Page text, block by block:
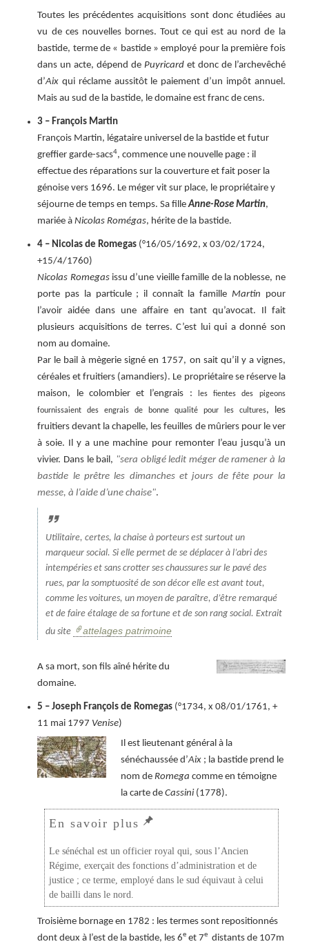
Toutes les précédentes acquisitions sont donc étudiées au
vu de ces nouvelles bornes. Tout ce qui est au nord de la
bastide, terme de « bastide » employé pour la première fois
dans un acte, dépend de Puyricardet donc de l’archevêché
d’Aix qui réclame aussitôt le paiement d’un impôt annuel.
Mais au sud de la bastide, le domaine est franc de cens.
3 – François Martin
François Martin, légataire universel de la bastide et futur
greffier garde-sacs4, commence une nouvelle page : il
effectue des réparations sur la couverture et fait poser la
génoise vers 1696. Le méger vit sur place, le propriétaire y
séjourne de temps en temps. Sa filleAnne-Rose Martin,
mariée àNicolas Romégas, hérite de la bastide.
4 – Nicolas de Romegas (°16/05/1692, x 03/02/1724,
+15/4/1760)
Nicolas Romegasissu d’une vieille famille de la noblesse, ne
porte pas la particule ; il connaît la famille Martin pour
l’avoir aidée dans une affaire en tant qu’avocat. Il fait
plusieurs acquisitions de terres. C’est lui qui a donné son
nom au domaine.
Par le bail à mègerie signé en 1757, on sait qu’il y a vignes,
céréales et fruitiers (amandiers). Le propriétaire se réserve la
maison, le colombier et l’engrais :
les fientes des pigeons
fournissaient des engrais de bonne qualité pour les cultures, les
fruitiers devant la chapelle, les feuilles de mûriers pour le ver
à soie. Il y a une machine pour remonter l’eau jusqu’à un
vivier. Dans le bail,
sera obligé ledit méger de ramener à la
bastide le prêtre les dimanches et jours de fête pour la
messe, à l’aide d’une chaise .
Utilitaire, certes, la chaise à porteurs est surtout un
marqueur social. Si elle permet de se déplacer à l’abri des
intempéries et sans crotter ses chaussures sur le pavé des
rues, par la somptuosité de son décor elle est avant tout,
comme les voitures, un moyen de paraître, d’être remarqué
et de faire étalage de sa fortune et de son rang social. Extrait
du site
attelages patrimoine
A sa mort, son fils aîné hérite du
domaine.
5 – Joseph François de Romegas (°1734, x 08/01/1761, +
11 mai 1797 Venise)
Il est lieutenant général à la
sénéchaussée d’Aix; la bastide prend le
nom de Romega comme en témoigne
la carte de Cassini(1778).
Le sénéchal est un officier royal qui, sous l’Ancien
Régime, exerçait des fonctions d’administration et de
justice ; ce terme, employé dans le sud équivaut à celui
de bailli dans le nord.
Troisième bornage en 1782 : les termes sont repositionnés
dont deux à l’est de la bastide, les 6e et 7e distants de 107m